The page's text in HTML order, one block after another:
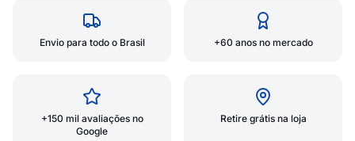
Envio para todo o Brasil +60 anos no mercado
+150 mil avaliações no
Google
Retire grátis na loja